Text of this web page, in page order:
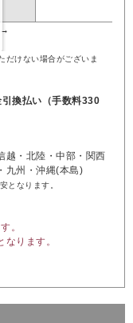
だけない場合がございま
換払い（手数料330
越・北陸・中部・関西
九州・沖縄(本島)
となります。
。
ります。